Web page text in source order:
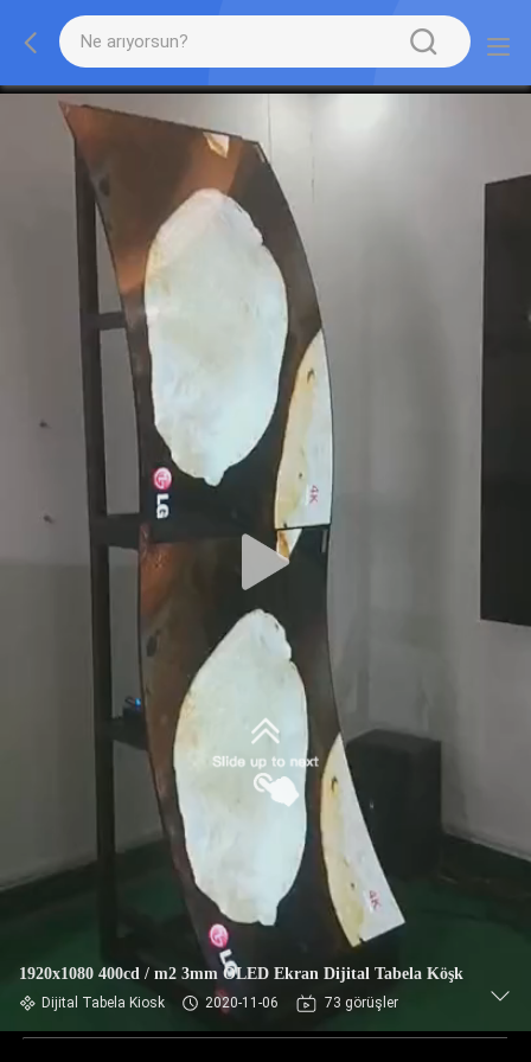
1920x1080 400cd / m2 3mm OLED Ekran Dijital Tabela Köşk
Dijital Tabela Kiosk 2020-11-06 73 görüşler